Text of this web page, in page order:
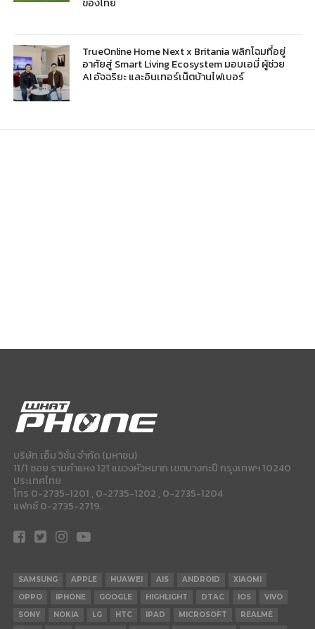
TrueOnline Home Next x Britania พลิกโฉมที่อยู่
อาศัยสู่ Smart Living Ecosystem มอบเอมี่ ผู้ช่วย
AI อัจฉริยะ และอินเทอร์เน็ตบ้านไฟเบอร์
บริษัท เอ็ม วิชั่น จำกัด (มหาชน)
11/1 ซอย รามคำแหง 121 แขวงหัวหมาก เขตบางกะปี กรุงเทพฯ 10240
ประเทศไทย
โทร 0-2735-1201 , 0-2735-1202 , 0-2735-1204
แฟกซ์ 0-2735-2719.
SAMSUNG APPLE HUAWEI AIS ANDROID
XIAOMI
OPPO
IPHONE GOOGLE HIGHLIGHT DTAC IOS
VIVO
SONY
NOKIA LG HTC IPAD MICROSOFT
REALME